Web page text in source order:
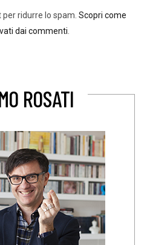
ridurre lo spam. Scopri come
dai commenti
ROSATI